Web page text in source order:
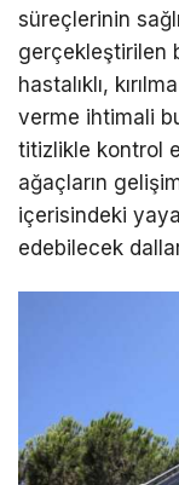
süreçlerinin
gerçekleştirilen
hastalıklı,
verme ihtimali
titizlikle kontrol
ağaçların
içerisindeki
edebilecek